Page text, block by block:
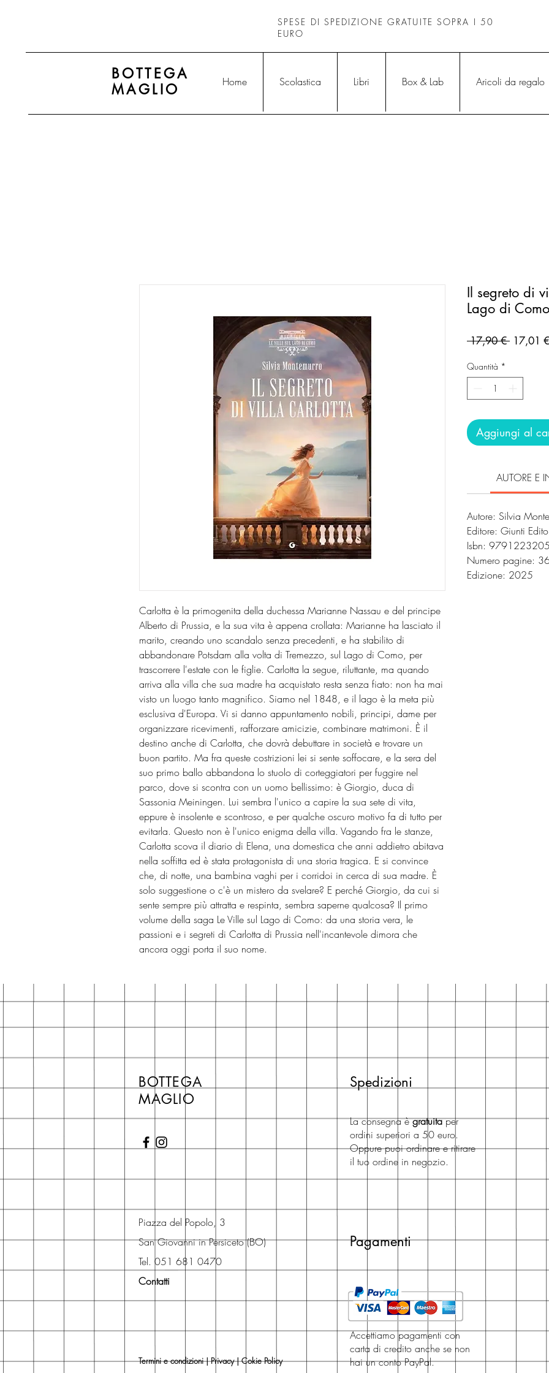
SPESE DI SPEDIZIONE GRATUITE SOPRA I 50
EURO
BOTTEGA
MAGLIO
Home Scolastica Libri Box & Lab Aricoli da regalo
Carlotta è la primogenita della duchessa Marianne Nassau e del principe
Alberto di Prussia, e la sua vita è appena crollata: Marianne ha lasciato il
marito, creando uno scandalo senza precedenti, e ha stabilito di
abbandonare Potsdam alla volta di Tremezzo, sul Lago di Como, per
trascorrere l'estate con le figlie. Carlotta la segue, riluttante, ma quando
arriva alla villa che sua madre ha acquistato resta senza fiato: non ha mai
visto un luogo tanto magnifico. Siamo nel 1848, e il lago è la meta più
esclusiva d'Europa. Vi si danno appuntamento nobili, principi, dame per
organizzare ricevimenti, rafforzare amicizie, combinare matrimoni. È il
destino anche di Carlotta, che dovrà debuttare in società e trovare un
buon partito. Ma fra queste costrizioni lei si sente soffocare, e la sera del
suo primo ballo abbandona lo stuolo di corteggiatori per fuggire nel
parco, dove si scontra con un uomo bellissimo: è Giorgio, duca di
Sassonia Meiningen. Lui sembra l'unico a capire la sua sete di vita,
eppure è insolente e scontroso, e per qualche oscuro motivo fa di tutto per
evitarla. Questo non è l'unico enigma della villa. Vagando fra le stanze,
Carlotta scova il diario di Elena, una domestica che anni addietro abitava
nella soffitta ed è stata protagonista di una storia tragica. E si convince
che, di notte, una bambina vaghi per i corridoi in cerca di sua madre. È
solo suggestione o c'è un mistero da svelare? E perché Giorgio, da cui si
sente sempre più attratta e respinta, sembra saperne qualcosa? Il primo
volume della saga Le Ville sul Lago di Como: da una storia vera, le
passioni e i segreti di Carlotta di Prussia nell'incantevole dimora che
ancora oggi porta il suo nome.
Il segreto di
Lago di Como
17,90 € Prezzo
17,01 €
Quantità *
Aggiungi al
AUTORE E
Autore: Silvia
Editore: Giunti
Isbn:
Numero pagine:
Edizione: 2025
BOTTEGA
MAGLIO
Piazza del Popolo, 3
San Giovanni in Persiceto (BO)
Tel. 051 681 0470
Contatti
Termini e condizioni|Privacy|Cokie Policy
Spedizioni
La consegna ègratuitaper
ordini superiori a 50 euro.
Oppure puoi ordinare e ritirare
il tuo ordine in negozio.
Pagamenti
Accettiamo pagamenti con
carta di credito anche se non
hai un conto PayPal.